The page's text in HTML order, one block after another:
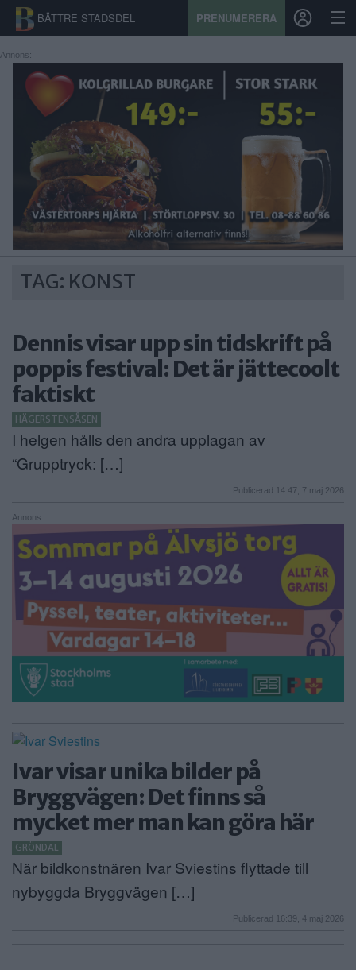
BÄTTRE STADSDEL PRENUMERERA
START
STADSDEL
PRENUMERATION
SPORT
ÅSIKTER
KALENDER
SAMARBETEN
ANNONSERA
NÄRINGSLIV
MER
Annons:
TAG: KONST
Dennis visar upp sin tidskrift på
poppis festival: Det är jättecoolt
faktiskt
HÄGERSTENSÅSEN
I helgen hålls den andra upplagan av
“Grupptryck: […]
Publicerad 14:47, 7 maj 2026
Annons:
Ivar visar unika bilder på
Bryggvägen: Det finns så
mycket mer man kan göra här
GRÖNDAL
När bildkonstnären Ivar Sviestins flyttade till
nybyggda Bryggvägen […]
Publicerad 16:39, 4 maj 2026